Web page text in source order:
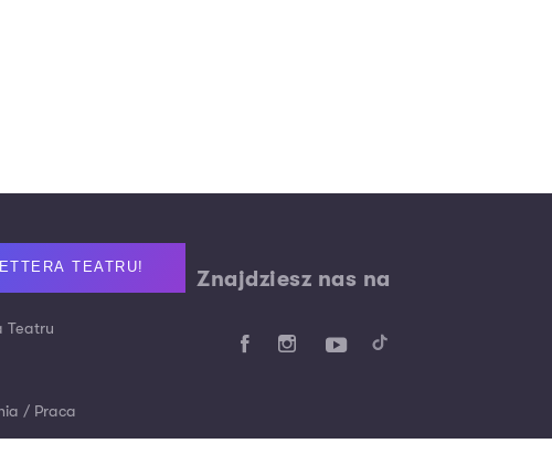
TEATRU!
Teatru
/ Praca
Znajdziesz nas na